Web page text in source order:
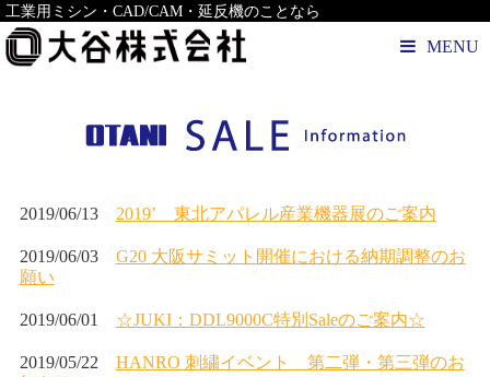
工業用ミシン・CAD/CAM・延反機のことなら
MENU
2019/06/13 2019’ 東北アパレル産業機器展のご案内
2019/06/03
G20 大阪サミット開催における納期調整のお
願い
2019/06/01 ☆JUKI：DDL9000C特別Saleのご案内☆
2019/05/22
HANRO 刺繍イベント 第二弾・第三弾のお